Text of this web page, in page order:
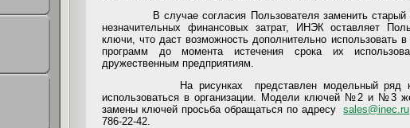
В случае согласия Пользователя заменить старый
незначительных финансовых затрат, ИНЭК оставляет
ключи, что даст возможность дополнительно использовать
программ до момента истечения срока их
дружественным предприятиям.
На рисунках представлен модельный ряд
использоваться в организации. Модели ключей №2 и №3
замены ключей просьба обращаться по адресуsales@inec.ru
786-22-42.